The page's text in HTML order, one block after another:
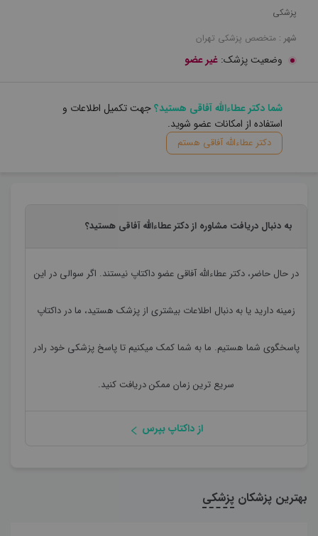
پزشکی
شهر : متخصص پزشکی تهران
وضعیت پزشک: غیر عضو
شما دکتر عطاءالله آفاقی هستید؟جهت تکمیل اطلاعات و
استفاده از امکانات عضو شوید.
دکتر عطاءالله آفاقی هستم
به دنبال دریافت مشاوره از دکتر عطاءالله آفاقی هستید؟
در حال حاضر،دکتر عطاءالله آفاقی عضو داکتاپ نیستند. اگر سوالی در این
زمینه دارید یا به دنبال اطلاعات بیشتری از پزشک هستید، ما در داکتاپ
پاسخگوی شما هستیم. ما به شما کمک میکنیم تا پاسخ پزشکی خود رادر
سریع ترین زمان ممکن دریافت کنید.
از داکتاپ بپرس
بهترین پزشکان پزشکی